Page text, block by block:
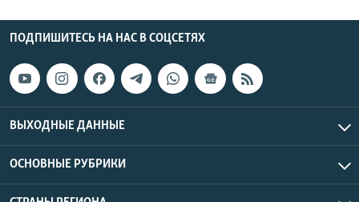
ПОДПИШИТЕСЬ НА НАС В СОЦСЕТЯХ
ВЫХОДНЫЕ ДАННЫЕ
ОСНОВНЫЕ РУБРИКИ